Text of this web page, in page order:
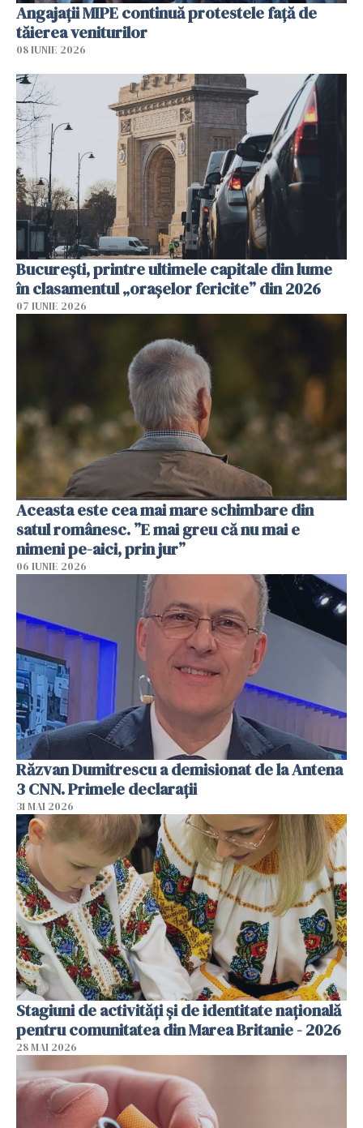
Angajaţii MIPE continuă protestele faţă de
tăierea veniturilor
08 IUNIE 2026
București, printre ultimele capitale din lume
în clasamentul „orașelor fericite” din 2026
07 IUNIE 2026
Aceasta este cea mai mare schimbare din
satul românesc. ”E mai greu că nu mai e
nimeni pe-aici, prin jur”
06 IUNIE 2026
Răzvan Dumitrescu a demisionat de la Antena
3 CNN. Primele declarații
31 MAI 2026
Stagiuni de activități și de identitate națională
pentru comunitatea din Marea Britanie - 2026
28 MAI 2026